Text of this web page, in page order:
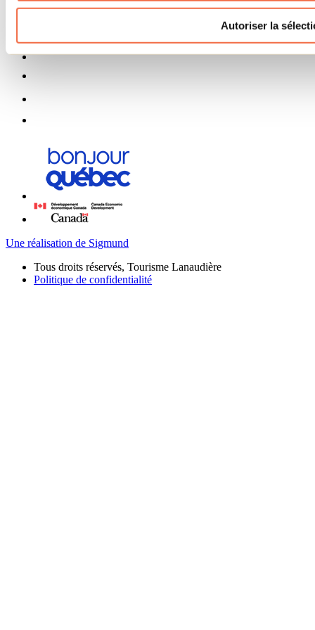
Autoriser la
Une réalisation de Sigmund
Tous droits réservés, Tourisme Lanaudière
Politique de confidentialité